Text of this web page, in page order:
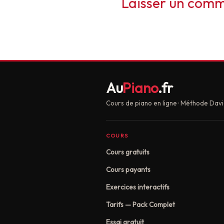
AuPiano.fr
Cours de piano en ligne · Méthode
COURS
Cours gratuits
Cours payants
Exercices interactifs
Tarifs — Pack Complet
Essai gratuit